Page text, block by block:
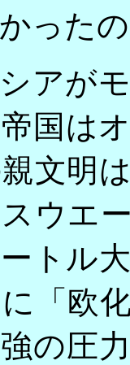
った
アが
国は
文明
ウエ
トル
「欧
の圧